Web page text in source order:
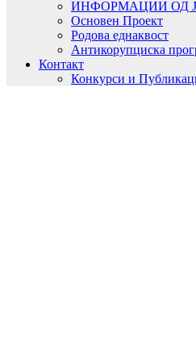
ИНФОРМАЦИИ ОД
Основен Проект
Родова еднаквост
Антикорупциска
Контакт
Конкурси и